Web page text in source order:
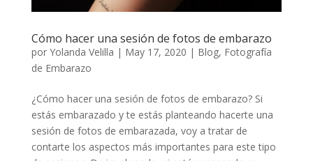
Cómo hacer una sesión de fotos de embarazo
por Yolanda Velilla | May 17, 2020 | Blog, Fotografía
de Embarazo
¿Cómo hacer una sesión de fotos de embarazo? Si
estás embarazado y te estás planteando hacerte una
sesión de fotos de embarazada, voy a tratar de
contarte los aspectos más importantes para este tipo